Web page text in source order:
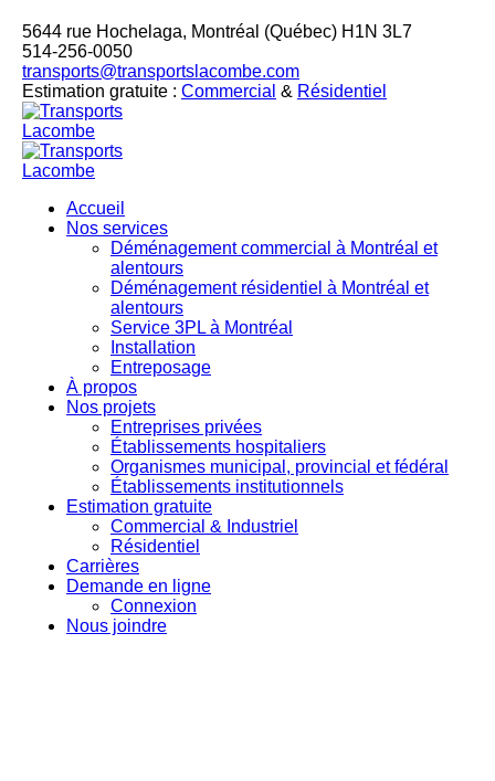
5644 rue Hochelaga, Montréal (Québec) H1N 3L7
514-256-0050
transports@transportslacombe.com
Estimation gratuite : Commercial & Résidentiel
Accueil
Nos services
Déménagement commercial à Montréal et
alentours
Déménagement résidentiel à Montréal et
alentours
Service 3PL à Montréal
Installation
Entreposage
À propos
Nos projets
Entreprises privées
Établissements hospitaliers
Organismes municipal, provincial et fédéral
Établissements institutionnels
Estimation gratuite
Commercial & Industriel
Résidentiel
Carrières
Demande en ligne
Connexion
Nous joindre